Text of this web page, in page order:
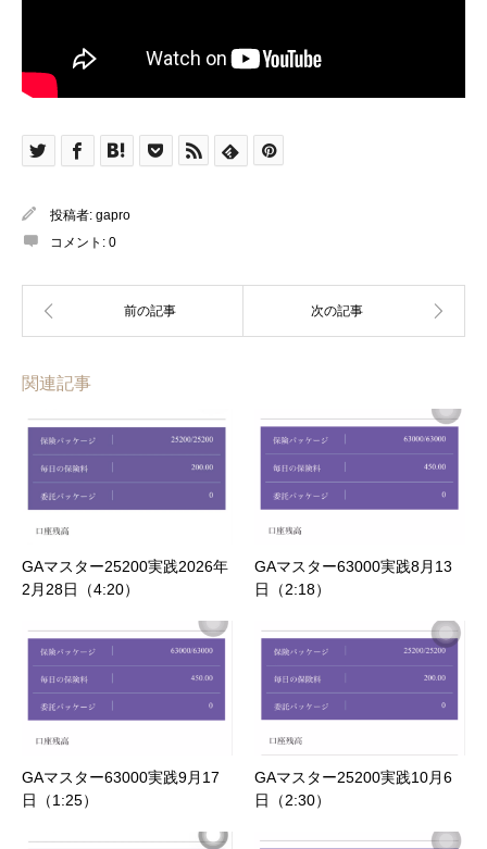
投稿者: gapro
コメント: 0
関連記事
GAマスター25200実践2026年
2月28日（4:20）
GAマスター63000実践8月13
日（2:18）
GAマスター63000実践9月17
日（1:25）
GAマスター25200実践10月6
日（2:30）